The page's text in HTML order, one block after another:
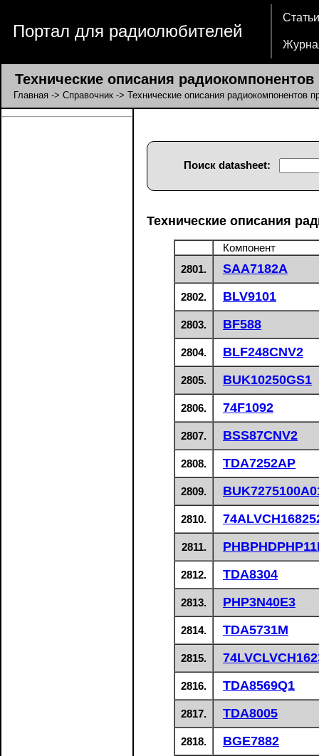
Портал для радиолюбителей
Статьи
Технические описания
Главная -> Справочник -> Технические описания радиокомпонентов
Поиск datasheet:
Технические описания
Компонент
2801.
SAA7182A
2802. BLV9101
2803. BF588
2804. BLF248CNV2
2805. BUK10250GS1
2806. 74F1092
2807. BSS87CNV2
2808. TDA7252AP
2809.
2810.
2811.
2812. TDA8304
2813. PHP3N40E3
2814. TDA5731M
2815.
2816. TDA8569Q1
2817. TDA8005
2818. BGE7882